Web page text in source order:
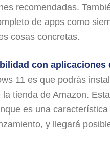
recomendadas.
de apps como
cosas concretas.
con aplicaciones
11 es que podrás
la tienda de Amazon.
es una
y llegará